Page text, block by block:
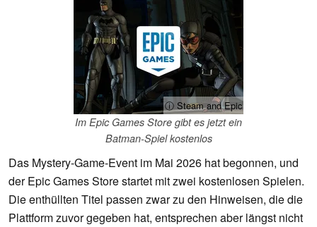
ⓘ Steam and Epic
Im Epic Games Store gibt es jetzt ein
Batman-Spiel kostenlos
Das Mystery-Game-Event im Mai 2026 hat begonnen, und
der Epic Games Store startet mit zwei kostenlosen Spielen.
Die enthüllten Titel passen zwar zu den Hinweisen, die die
Plattform zuvor gegeben hat, entsprechen aber längst nicht